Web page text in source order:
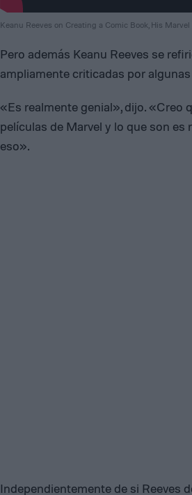
Keanu Reeves on Creating a Comic Book, His
Pero además Keanu Reeves se
ampliamente criticadas por
«Es realmente genial», dijo. «Creo
películas de Marvel y lo que son
eso».
Independientemente de si Reeves